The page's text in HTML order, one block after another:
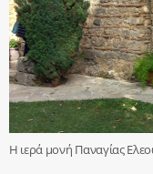
Η ιερά μονή Παναγίας